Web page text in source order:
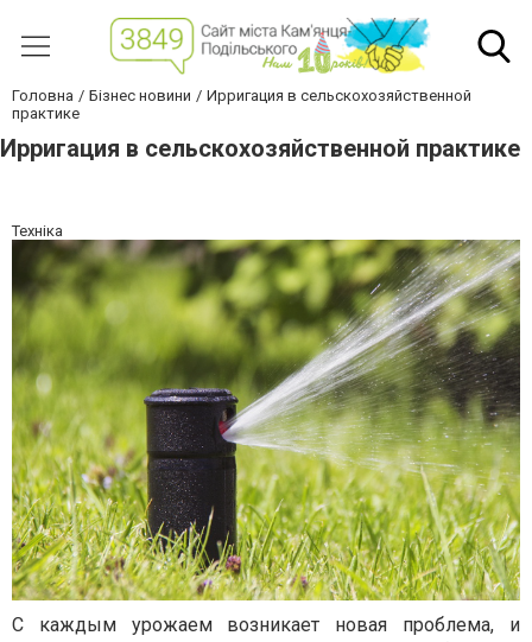
Головна Бізнес новини
Ирригация в сельскохозяйственной
практике
Ирригация в сельскохозяйственной практике
Техніка
С каждым урожаем возникает новая проблема, и